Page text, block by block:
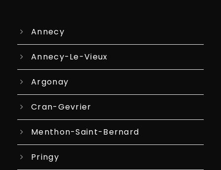
Annecy
Annecy-Le-Vieux
Argonay
Cran-Gevrier
Menthon-Saint-Bernard
Pringy